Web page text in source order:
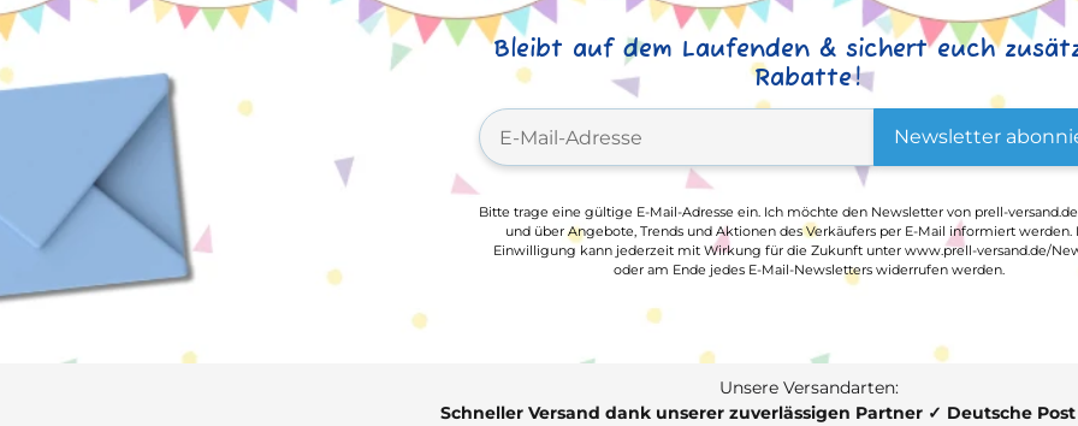
Bleibt auf dem Laufenden & sichert euch
Rabatte!
Newsletter
Bitte trage eine gültige E-Mail-Adresse ein. Ich möchte den Newsletter von prell-
und über Angebote, Trends und Aktionen des Verkäufers per E-Mail informiert werden.
Einwilligung kann jederzeit mit Wirkung für die Zukunft unter www.prell-versand.de/
oder am Ende jedes E-Mail-Newsletters widerrufen werden.
Unsere Versandarten:
Schneller Versand dank unserer zuverlässigen Partner ✓ Deutsche